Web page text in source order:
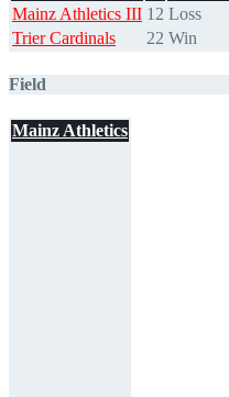
Mainz Athletics III 12 Loss
Trier Cardinals
22 Win
Field
Mainz Athletics